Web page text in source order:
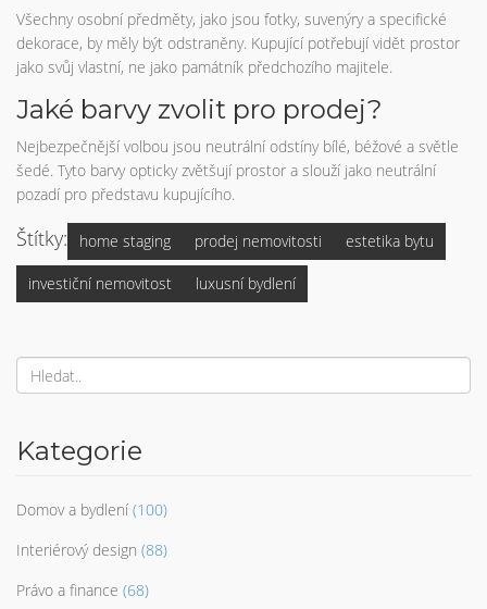
Všechny osobní předměty, jako jsou fotky, suvenýry a specifické
dekorace, by měly být odstraněny. Kupující potřebují vidět prostor
jako svůj vlastní, ne jako památník předchozího majitele.
Jaké barvy zvolit pro prodej?
Nejbezpečnější volbou jsou neutrální odstíny bílé, béžové a světle
šedé. Tyto barvy opticky zvětšují prostor a slouží jako neutrální
pozadí pro představu kupujícího.
Štítky: home staging prodej nemovitosti estetika bytu
investiční nemovitost luxusní bydlení
Kategorie
Domov a bydlení (100)
Interiérový design (88)
Právo a finance (68)